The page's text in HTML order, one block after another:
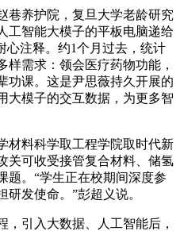
养护院，复旦大学老龄研究
工智能大模子的平板电脑递给
心注释。约1个月过去，统计
样需求：领会医疗药物功能，
功课。这是尹思薇持久开展的
大模子的交互数据，为更多智
料科学取工程学院取时代新
关可收受接管复合材料、储氢
题。“学生正在校期间深度参
发使命。”彭超义说。
引入大数据、人工智能后，